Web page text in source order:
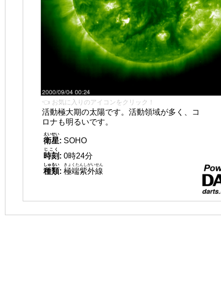
👈 お気に入りのアイコンをクリック！
活動極大期の太陽です。活動領域が多く、コ
ロナも明るいです。
衛星
えいせい
: SOHO
時刻
じこく
: 0時24分
種類
しゅるい
: 極端紫外線
きょくたんしがいせん